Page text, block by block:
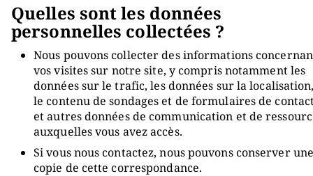
Quelles sont les données
personnelles collectées ?
Nous pouvons collecter des informations
vos visites sur notre site, y compris notamment les
données sur le trafic, les données sur la
le contenu de sondages et de formulaires de
et autres données de communication et de
auxquelles vous avez accès.
Si vous nous contactez, nous pouvons conserver
copie de cette correspondance.